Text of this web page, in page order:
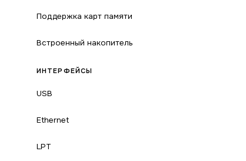
Поддержка карт памяти
Встроенный накопитель
ИНТЕРФЕЙСЫ
USB
Ethernet
LPT